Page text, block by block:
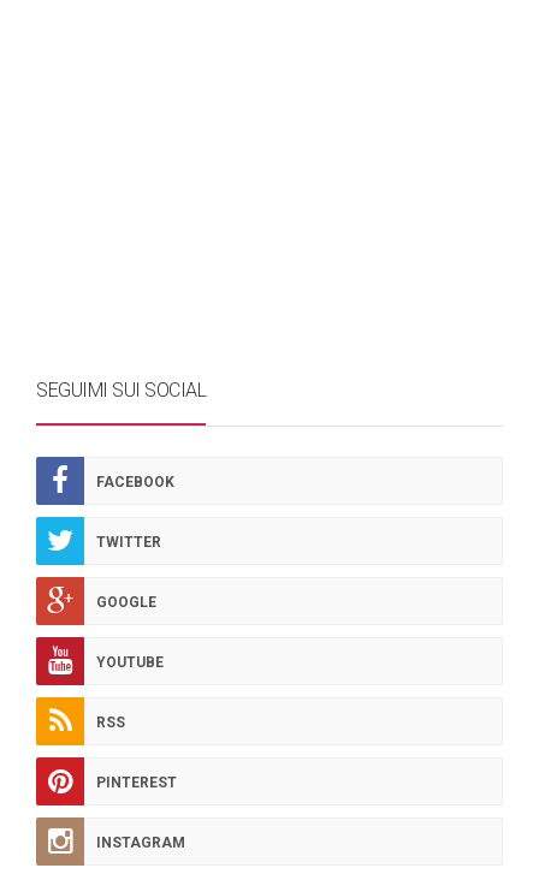
SEGUIMI SUI SOCIAL
FACEBOOK
TWITTER
GOOGLE
YOUTUBE
RSS
PINTEREST
INSTAGRAM